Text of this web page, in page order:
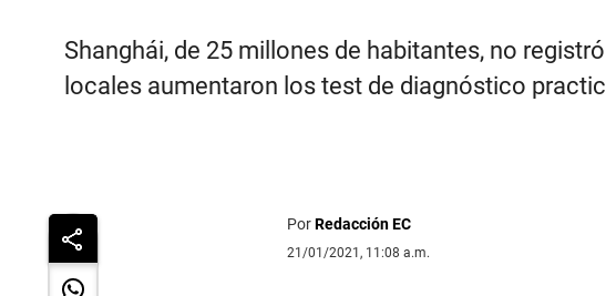
Shanghái, de 25 millones de habitantes, no
locales aumentaron los test de diagnóstico
PorRedacción EC
21/01/2021, 11:08 a.m.